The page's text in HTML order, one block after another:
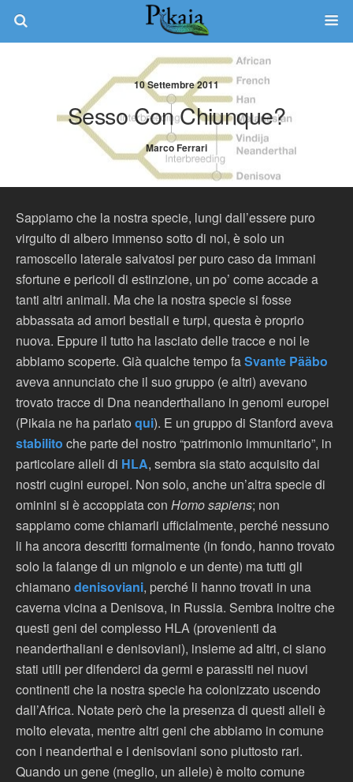
10 Settembre 2011
Sesso Con Chiunque?
Marco Ferrari
Sappiamo che la nostra specie, lungi dall’essere puro
virgulto di albero immenso sotto di noi, è solo un
ramoscello laterale salvatosi per puro caso da immani
sfortune e pericoli di estinzione, un po’ come accade a
tanti altri animali. Ma che la nostra specie si fosse
abbassata ad amori bestiali e turpi, questa è proprio
nuova. Eppure il tutto ha lasciato delle tracce e noi le
abbiamo scoperte. Già qualche tempo faSvante Pääbo
aveva annunciato che il suo gruppo (e altri) avevano
trovato tracce di Dna neanderthaliano in genomi europei
(Pikaia ne ha parlato qui). E un gruppo di Stanford aveva
stabilito che parte del nostro “patrimonio immunitario”, in
particolare alleli di HLA, sembra sia stato acquisito dai
nostri cugini europei. Non solo, anche un’altra specie di
ominini si è accoppiata con Homo sapiens; non
sappiamo come chiamarli ufficialmente, perché nessuno
li ha ancora descritti formalmente (in fondo, hanno trovato
solo la falange di un mignolo e un dente) ma tutti gli
chiamano denisoviani, perché li hanno trovati in una
caverna vicina a Denisova, in Russia. Sembra inoltre che
questi geni del complesso HLA (provenienti da
neanderthaliani e denisoviani), insieme ad altri, ci siano
stati utili per difenderci da germi e parassiti nei nuovi
continenti che la nostra specie ha colonizzato uscendo
dall’Africa. Notate però che la presenza di questi alleli è
molto elevata, mentre altri geni che abbiamo in comune
con i neanderthal e i denisoviani sono piuttosto rari.
Quando un gene (meglio, un allele) è molto comune